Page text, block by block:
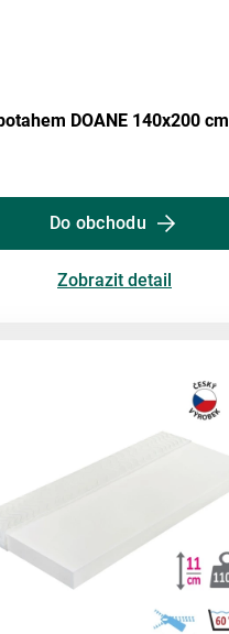
DOANE 140x200 cm
Do obchodu
Zobrazit detail